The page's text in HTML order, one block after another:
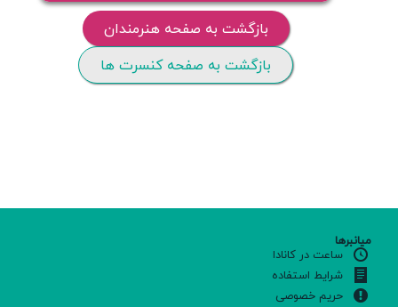
بازگشت به صفحه هنرمندان
بازگشت به صفحه کنسرت ها
میانبرها
ساعت در کانادا
شرایط استفاده
حریم خصوصی